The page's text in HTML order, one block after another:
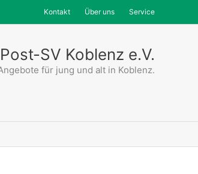
Kontakt Über uns Service
Post-SV Koblenz e.V.
für jung und alt in Koblenz.